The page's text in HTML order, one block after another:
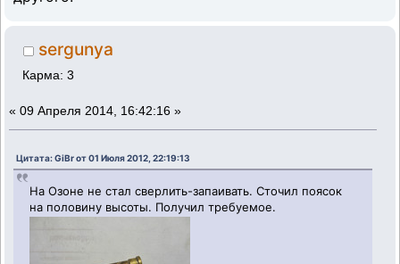
sergunya
Карма: 3
« 09 Апреля 2014, 16:42:16 »
Цитата: GiBr от 01 Июля 2012, 22:19:13
На Озоне не стал сверлить-запаивать. Сточил поясок
на половину высоты. Получил требуемое.